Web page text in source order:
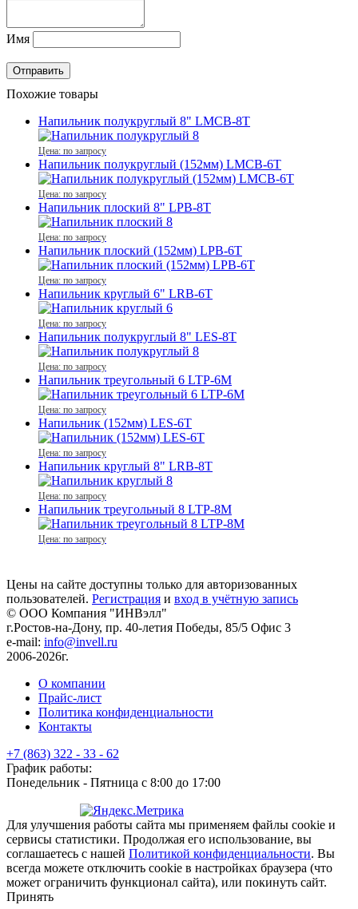
Имя
Похожие товары
Напильник полукруглый 8" LMCB-8T
Цена: по запросу
Напильник полукруглый (152мм) LMCB-6T
Цена: по запросу
Напильник плоский 8" LPB-8T
Цена: по запросу
Напильник плоский (152мм) LPB-6T
Цена: по запросу
Напильник круглый 6" LRB-6T
Цена: по запросу
Напильник полукруглый 8" LES-8T
Цена: по запросу
Напильник треугольный 6 LTP-6М
Цена: по запросу
Напильник (152мм) LES-6T
Цена: по запросу
Напильник круглый 8" LRB-8T
Цена: по запросу
Напильник треугольный 8 LTP-8М
Цена: по запросу
Цены на сайте доступны только для авторизованных
пользователей. Регистрация и вход в учётную запись
© ООО Компания "ИНВэлл"
г.Ростов-на-Дону, пр. 40-летия Победы, 85/5 Офис 3
e-mail: info@invell.ru
2006-2026г.
О компании
Прайс-лист
Политика конфиденциальности
Контакты
+7 (863) 322 - 33 - 62
График работы:
Понедельник - Пятница с 8:00 до 17:00
Для улучшения работы сайта мы применяем файлы cookie и
сервисы статистики. Продолжая его использование, вы
соглашаетесь с нашей Политикой конфиденциальности. Вы
всегда можете отключить cookie в настройках браузера (что
может ограничить функционал сайта), или покинуть сайт.
Принять